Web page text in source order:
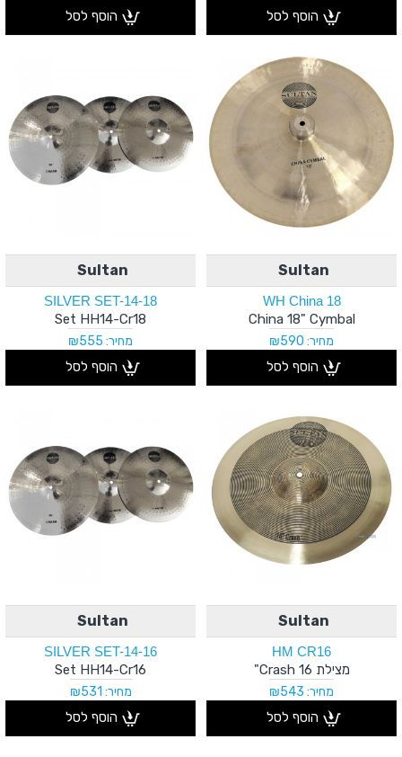
הוסף לסל הוסף לסל
Sultan
WH China 18
China 18" Cymbal
מחיר: ₪590
הוסף לסל
Sultan
SILVER SET-14-18
Set HH14-Cr18
מחיר: ₪555
הוסף לסל
Sultan
HM CR16
מצילת Crash 16"
מחיר: ₪543
הוסף לסל
Sultan
SILVER SET-14-16
Set HH14-Cr16
מחיר: ₪531
הוסף לסל